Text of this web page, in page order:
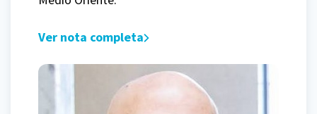
Ver nota completa